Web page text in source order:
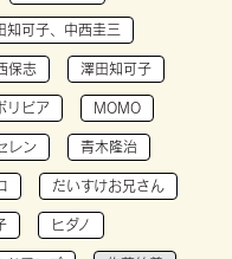
知可子、中西圭三
保志 澤田知可子
リビア MOMO
レン 青木隆治
だいすけお兄さん
ヒダノ